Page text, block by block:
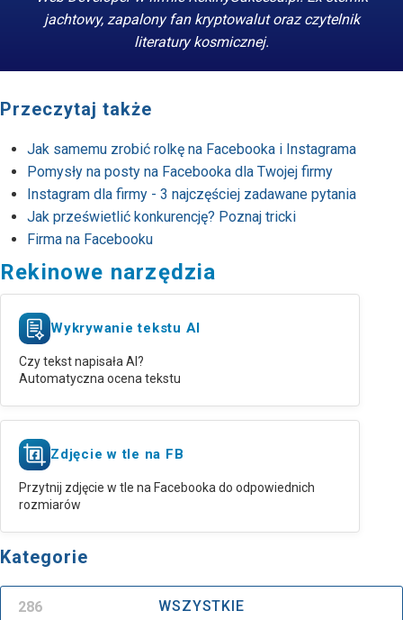
jachtowy, zapalony fan kryptowalut oraz czytelnik
literatury kosmicznej.
Przeczytaj także
Jak samemu zrobić rolkę na Facebooka i Instagrama
Pomysły na posty na Facebooka dla Twojej firmy
Instagram dla firmy - 3 najczęściej zadawane pytania
Jak prześwietlić konkurencję? Poznaj tricki
Firma na Facebooku
Rekinowe narzędzia
Wykrywanie tekstu AI
Czy tekst napisała AI?
Automatyczna ocena tekstu
Zdjęcie w tle na FB
Przytnij zdjęcie w tle na Facebooka do odpowiednich
rozmiarów
Kategorie
WSZYSTKIE
286